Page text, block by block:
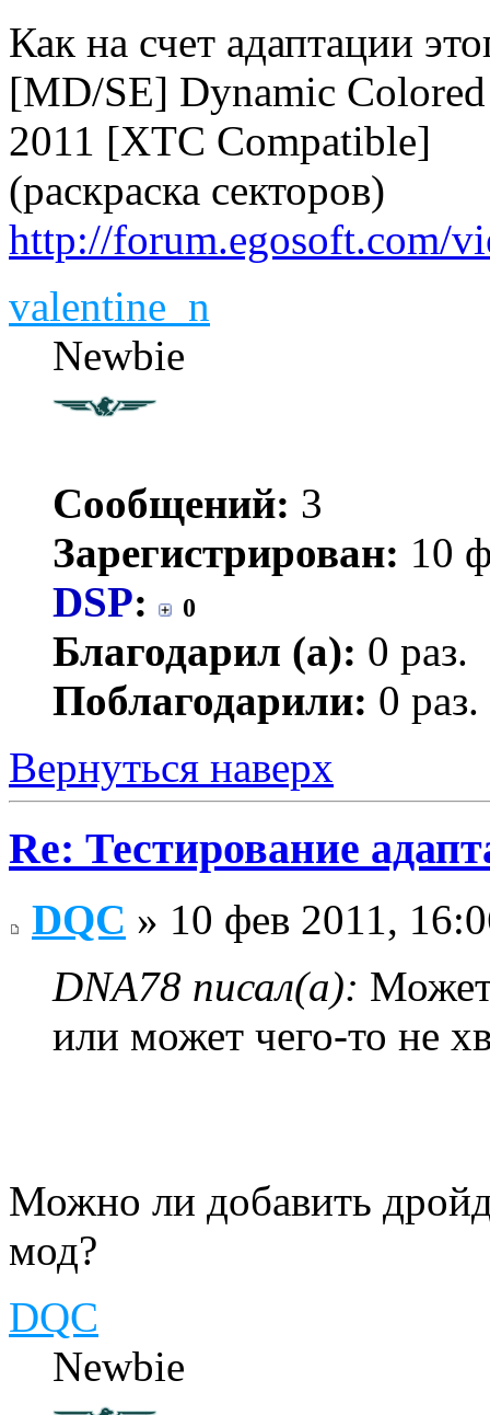
Как на счет адаптации
[MD/SE] Dynamic
2011 [XTC Compatible]
(раскраска секторов)
http://forum.egosoft.com/
valentine_n
Newbie
Сообщений: 3
Зарегистрирован: 10
DSP: 0
Благодарил (а): 0 раз.
Поблагодарили: 0 раз.
Вернуться наверх
Re: Тестирование
DQC » 10 фев 2011,
DNA78 писал(а): Может
или может чего-то не
Можно ли добавить
мод?
DQC
Newbie